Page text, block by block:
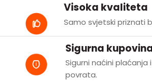
Visoka kvaliteta
Samo svjetski priznati
Sigurna
Sigurni naćini
povrata.